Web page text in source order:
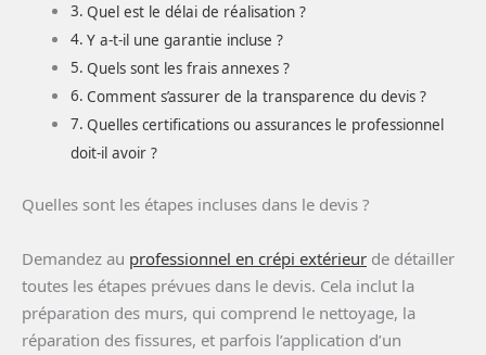
Quel est le délai de réalisation ?
Y a-t-il une garantie incluse ?
Quels sont les frais annexes ?
Comment s’assurer de la transparence du devis ?
Quelles certifications ou assurances le professionnel
doit-il avoir ?
Quelles sont les étapes incluses dans le devis ?
Demandez au professionnel en crépi extérieur de détailler
toutes les étapes prévues dans le devis. Cela inclut la
préparation des murs, qui comprend le nettoyage, la
réparation des fissures, et parfois l’application d’un